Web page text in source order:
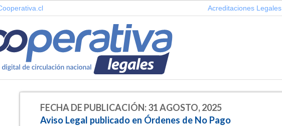
Acreditaciones Legales
FECHA DE PUBLICACIÓN: 31 AGOSTO, 2025
Aviso Legal publicado en Órdenes de No Pago